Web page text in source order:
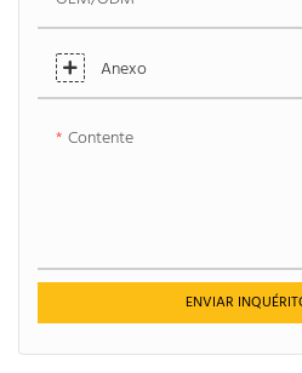
Anexo
Contente
ENVIAR